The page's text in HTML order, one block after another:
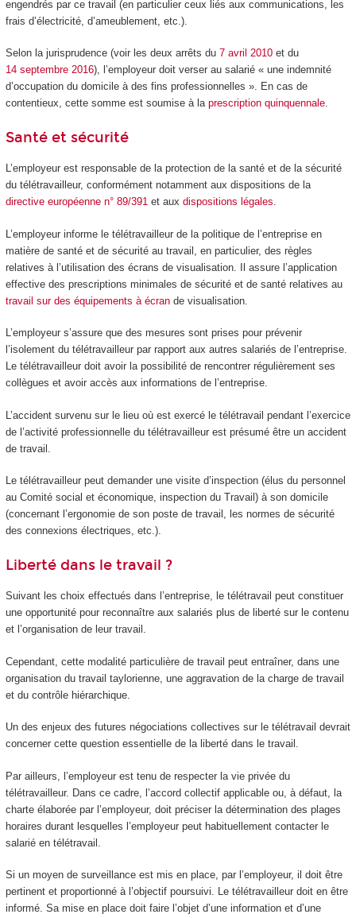
engendrés par ce travail (en particulier ceux liés aux communications, les
frais d’électricité, d’ameublement, etc.).
Selon la jurisprudence (voir les deux arrêts du 7 avril 2010et du
14 septembre 2016), l’employeur doit verser au salarié « une indemnité
d’occupation du domicile à des fins professionnelles ». En cas de
contentieux, cette somme est soumise à la prescription quinquennale.
Santé et sécurité
L’employeur est responsable de la protection de la santé et de la sécurité
du télétravailleur, conformément notamment aux dispositions de la
directive européenne n° 89/391et aux dispositions légales.
L’employeur informe le télétravailleur de la politique de l’entreprise en
matière de santé et de sécurité au travail, en particulier, des règles
relatives à l’utilisation des écrans de visualisation. Il assure l’application
effective des prescriptions minimales de sécurité et de santé relatives au
travail sur des équipements à écrande visualisation.
L’employeur s’assure que des mesures sont prises pour prévenir
l’isolement du télétravailleur par rapport aux autres salariés de l’entreprise.
Le télétravailleur doit avoir la possibilité de rencontrer régulièrement ses
collègues et avoir accès aux informations de l’entreprise.
L’accident survenu sur le lieu où est exercé le télétravail pendant l’exercice
de l’activité professionnelle du télétravailleur est présumé être un accident
de travail.
Le télétravailleur peut demander une visite d’inspection (élus du personnel
au Comité social et économique, inspection du Travail) à son domicile
(concernant l’ergonomie de son poste de travail, les normes de sécurité
des connexions électriques, etc.).
Liberté dans le travail ?
Suivant les choix effectués dans l’entreprise, le télétravail peut constituer
une opportunité pour reconnaître aux salariés plus de liberté sur le contenu
et l’organisation de leur travail.
Cependant, cette modalité particulière de travail peut entraîner, dans une
organisation du travail taylorienne, une aggravation de la charge de travail
et du contrôle hiérarchique.
Un des enjeux des futures négociations collectives sur le télétravail devrait
concerner cette question essentielle de la liberté dans le travail.
Par ailleurs, l’employeur est tenu de respecter la vie privée du
télétravailleur. Dans ce cadre, l’accord collectif applicable ou, à défaut, la
charte élaborée par l’employeur, doit préciser la détermination des plages
horaires durant lesquelles l’employeur peut habituellement contacter le
salarié en télétravail.
Si un moyen de surveillance est mis en place, par l’employeur, il doit être
pertinent et proportionné à l’objectif poursuivi. Le télétravailleur doit en être
informé. Sa mise en place doit faire l’objet d’une information et d’une